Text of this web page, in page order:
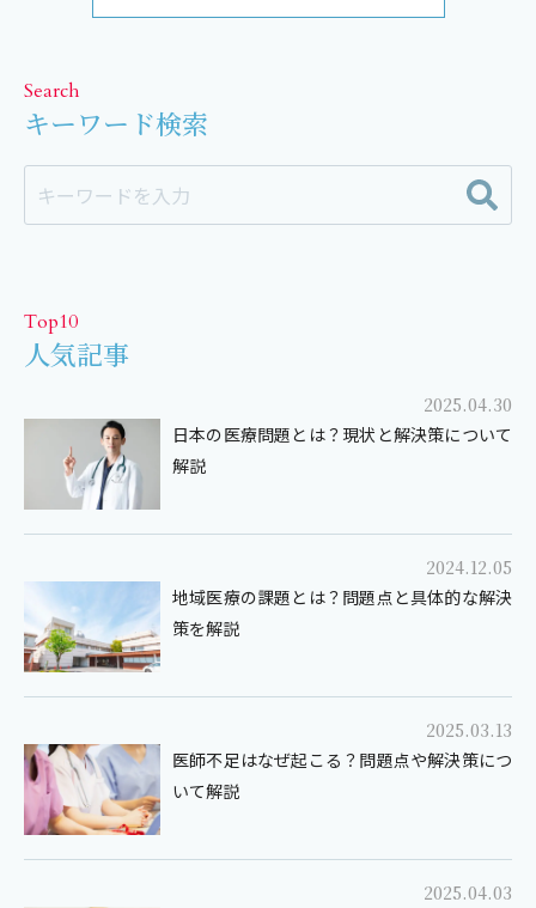
Search
キーワード検索
Top10
人気記事
2025.04.30
日本の医療問題とは？現状と解決策について
解説
2024.12.05
地域医療の課題とは？問題点と具体的な解決
策を解説
2025.03.13
医師不足はなぜ起こる？問題点や解決策につ
いて解説
2025.04.03